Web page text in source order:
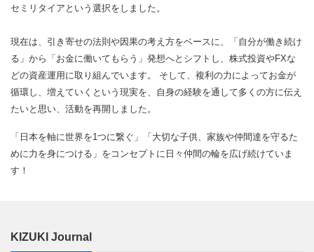
セミリタイアという選択をしました。
現在は、引き寄せの法則や因果の考え方をベースに、「自分が働き続け
る」から「お金に働いてもらう」発想へとシフトし、株式投資やFXな
どの資産運用に取り組んでいます。 そして、複利の力によってお金が
循環し、増えていくという現実を、自身の経験を通して多くの方に伝え
たいと思い、活動を再開しました。
「日本を軸に世界を1つに繋ぐ」「大切な子供、家族や仲間達を守るた
めに力を身につける」をコンセプトに日々仲間の輪を広げ続けていま
す！
KIZUKI Journal